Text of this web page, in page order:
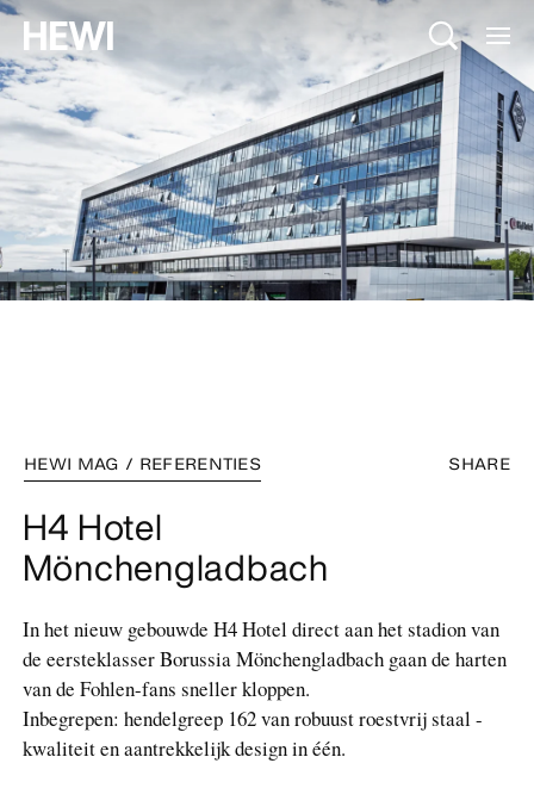
SHARE
HEWI MAG / REFERENTIES
H4 Hotel
Mönchengladbach
In het nieuw gebouwde H4 Hotel direct aan het stadion van
de eersteklasser Borussia Mönchengladbach gaan de harten
van de Fohlen-fans sneller kloppen.
Inbegrepen: hendelgreep 162 van robuust roestvrij staal -
kwaliteit en aantrekkelijk design in één.